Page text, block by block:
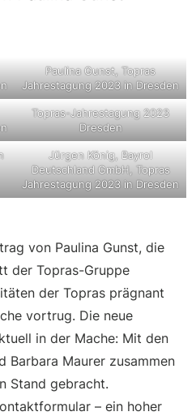
Paulina Gunst, Topras
Jahrestagung 2023 in Dresden
Topras-Jahrestagung 2023
Dresden
Jürgen König, Bayrol
Deutschland GmbH, Topras
Jahrestagung 2023 in Dresden
von Paulina Gunst, die
der Topras-Gruppe
der Topras prägnant
vortrug. Die neue
in der Mache: Mit den
Barbara Maurer zusammen
Stand gebracht.
– ein hoher